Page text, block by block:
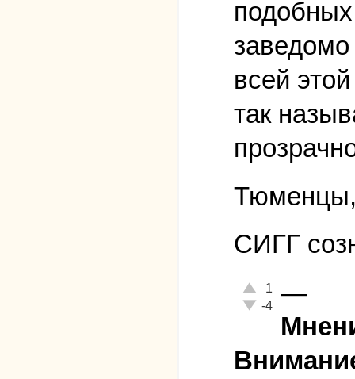
заведомо
всей
так
Тюменцы,
СИГГ
Отлично!
1
Неадекватно!
-4 —